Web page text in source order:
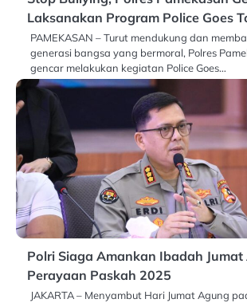
Laksanakan Program Police Goes
PAMEKASAN – Turut mendukung dan
generasi bangsa yang bermoral, Polres
gencar melakukan kegiatan Police Goes…
Polri Siaga Amankan Ibadah
Perayaan Paskah 2025
JAKARTA – Menyambut Hari Jumat Agung